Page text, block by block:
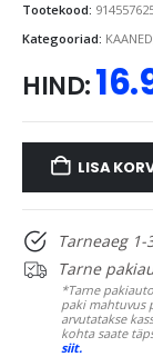
Tootekood:
Kategooriad: KAANED
HIND:
LISA
Tarneaeg 1-
Tarne
*Tarne
paki mahtuvus
arvutatakse
kohta saate
siit.